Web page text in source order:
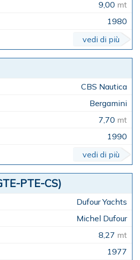
9,00 mt
1980
vedi di più
CBS Nautica
Bergamini
7,70 mt
1990
vedi di più
PTE-CS)
Dufour Yachts
Michel Dufour
8,27 mt
1977